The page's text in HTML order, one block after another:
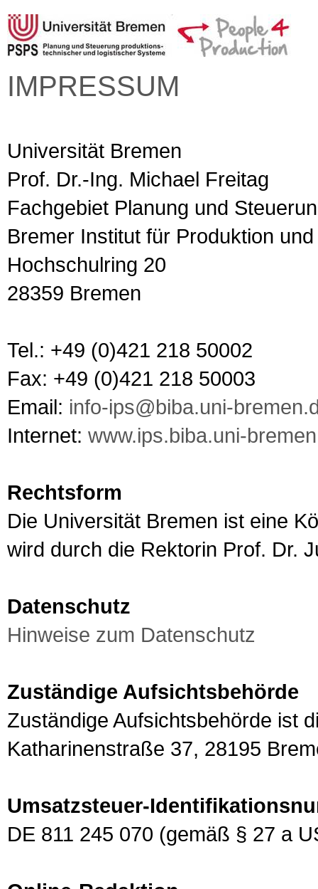
IMPRESSUM
Universität Bremen
Prof. Dr.-Ing. Michael Freitag
Fachgebiet Planung und
Bremer Institut für Produktion
Hochschulring 20
28359 Bremen
Tel.: +49 (0)421 218 50002
Fax: +49 (0)421 218 50003
Email: info-ips@biba.uni-
Internet: www.ips.biba.uni-
Rechtsform
Die Universität Bremen ist eine
wird durch die Rektorin Prof. Dr.
Datenschutz
Hinweise zum Datenschutz
Zuständige Aufsichtsbehörde
Zuständige Aufsichtsbehörde ist
Katharinenstraße 37, 28195
Umsatzsteuer-
DE 811 245 070 (gemäß § 27 a